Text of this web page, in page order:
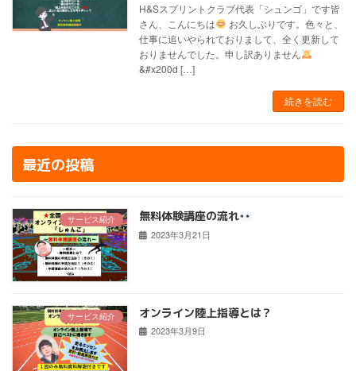
H&Sスプリントクラブ代表「シュンゴ」です皆
さん、こんにちは
お久しぶりです。色々と、
仕事に追いやられておりまして、全く更新して
おりませんでした。申し訳ありません
&#x200d […]
続きを読む
最近の投稿
サービス紹介 無料体験講座の流れ
2023年3月21日
サービス紹介 オンライン陸上指導とは？
2023年3月9日